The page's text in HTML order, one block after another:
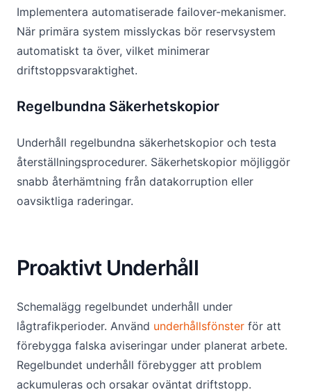
Implementera automatiserade failover-mekanismer.
När primära system misslyckas bör reservsystem
automatiskt ta över, vilket minimerar
driftstoppsvaraktighet.
Regelbundna Säkerhetskopior
Underhåll regelbundna säkerhetskopior och testa
återställningsprocedurer. Säkerhetskopior möjliggör
snabb återhämtning från datakorruption eller
oavsiktliga raderingar.
Proaktivt Underhåll
Schemalägg regelbundet underhåll under
lågtrafikperioder. Använd underhållsfönster för att
förebygga falska aviseringar under planerat arbete.
Regelbundet underhåll förebygger att problem
ackumuleras och orsakar oväntat driftstopp.